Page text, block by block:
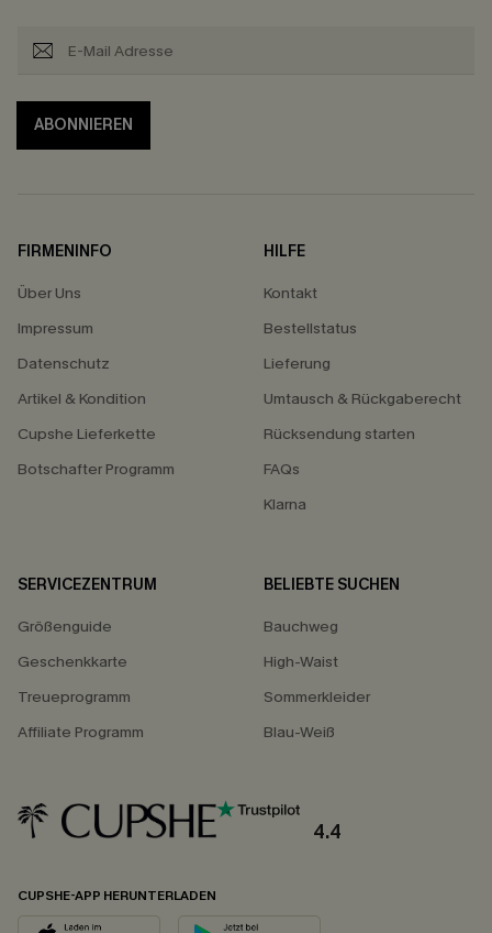
ABONNIEREN
FIRMENINFO
Über Uns
Impressum
Datenschutz
Artikel & Kondition
Cupshe Lieferkette
Botschafter Programm
HILFE
Kontakt
Bestellstatus
Lieferung
Umtausch & Rückgaberecht
Rücksendung starten
FAQs
Klarna
SERVICEZENTRUM
Größenguide
Geschenkkarte
Treueprogramm
Affiliate Programm
BELIEBTE SUCHEN
Bauchweg
High-Waist
Sommerkleider
Blau-Weiß
4.4
CUPSHE-APP HERUNTERLADEN